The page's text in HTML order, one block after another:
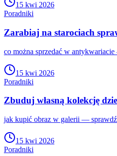
15 kwi 2026
Poradniki
Zarabiaj na starociach
co można sprzedać w
15 kwi 2026
Poradniki
Zbuduj własną kolekcję
jak kupić obraz w galerii — sprawdź
15 kwi 2026
Poradniki